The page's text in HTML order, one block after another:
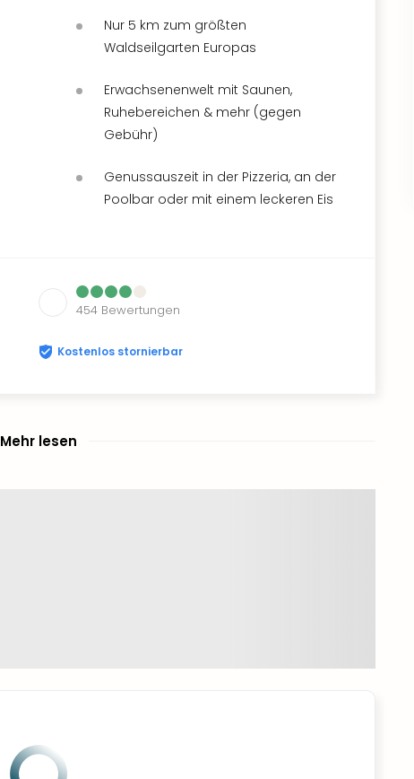
Nur 5 km zum größten
Waldseilgarten Europas
Erwachsenenwelt mit Saunen,
Ruhebereichen & mehr (gegen
Gebühr)
Genussauszeit in der Pizzeria, an der
Poolbar oder mit einem leckeren Eis
454 Bewertungen
Kostenlos stornierbar
Mehr lesen